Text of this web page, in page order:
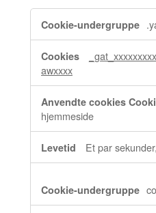
awxxxx
hjemmeside
Et par